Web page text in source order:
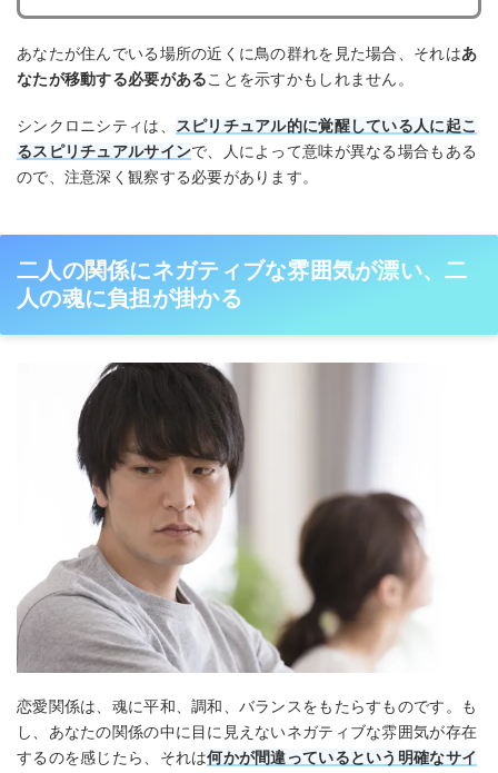
あなたが住んでいる場所の近くに鳥の群れを見た場合、それはあ
なたが移動する必要があることを示すかもしれません。
シンクロニシティは、 スピリチュアル的に覚醒している人に起こ
るスピリチュアルサインで、人によって意味が異なる場合もある
ので、注意深く観察する必要があります。
二人の関係にネガティブな雰囲気が漂い、二
人の魂に負担が掛かる
恋愛関係は、魂に平和、調和、バランスをもたらすものです。も
し、あなたの関係の中に目に見えないネガティブな雰囲気が存在
するのを感じたら、それは何かが間違っているという明確なサイ